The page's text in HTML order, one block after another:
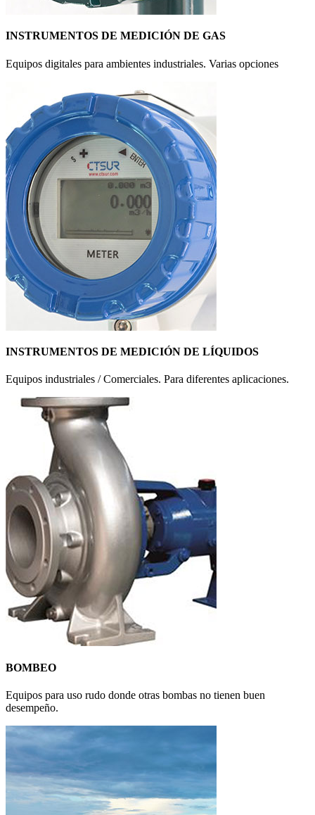
INSTRUMENTOS DE MEDICIÓN DE GAS
Equipos digitales para ambientes industriales. Varias opciones
INSTRUMENTOS DE MEDICIÓN DE LÍQUIDOS
Equipos industriales / Comerciales. Para diferentes aplicaciones.
BOMBEO
Equipos para uso rudo donde otras bombas no tienen buen
desempeño.